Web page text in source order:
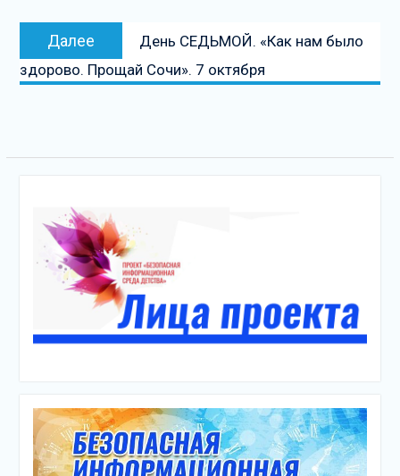
Далее
запись
День СЕДЬМОЙ. «Как нам было
здорово. Прощай Сочи». 7 октября